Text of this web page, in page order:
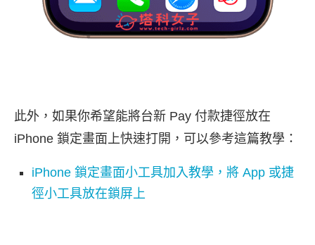
此外，如果你希望能將台新 Pay 付款捷徑放在
iPhone 鎖定畫面上快速打開，可以參考這篇教學：
iPhone 鎖定畫面小工具加入教學，將 App 或捷
徑小工具放在鎖屏上